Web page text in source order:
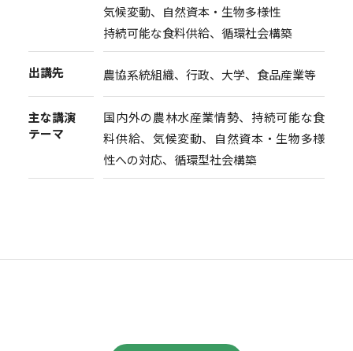
気候変動、自然資本・生物多様性
持続可能な食料供給、循環社会構築
出講先 農協系統組織、行政、大学、食品産業等
主な講演
テーマ
国内外の農林水産業情勢、持続可能な食
料供給、気候変動、自然資本・生物多様
性への対応、循環型社会構築